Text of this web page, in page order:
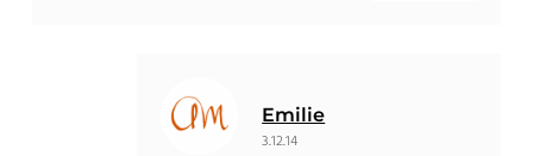
Emilie
3.12.14